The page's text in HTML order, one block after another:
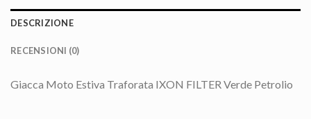
DESCRIZIONE
RECENSIONI (0)
Giacca Moto Estiva Traforata IXON FILTER Verde Petrolio